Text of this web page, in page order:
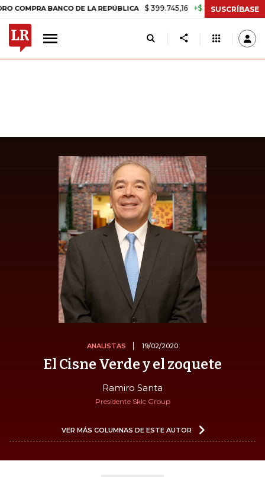
BANCO DE LA REPÚBLICA $ 399.745,16 +$ 2.295,71 +0,58%
SUSCRÍBASE
ANALISTAS 19/02/2020
El Cisne Verde y el zoquete
Ramiro Santa
Presidente Sklc Group
VER MÁS COLUMNAS DE ESTE AUTOR